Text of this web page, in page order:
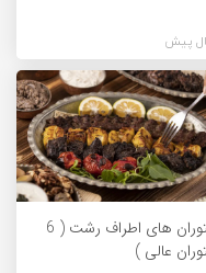
رستوران های اطراف رشت ( 6
عالی )